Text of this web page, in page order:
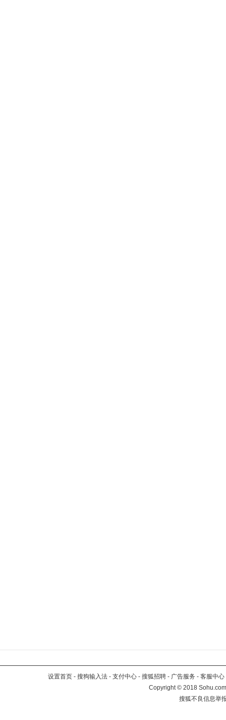
设置首页 - 搜狗输入法 - 支付中心 - 搜狐招聘 - 广告服务 - 客服中心
Copyright©2018
搜狐不良信息举